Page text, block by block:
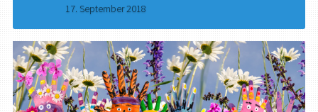
17. September 2018